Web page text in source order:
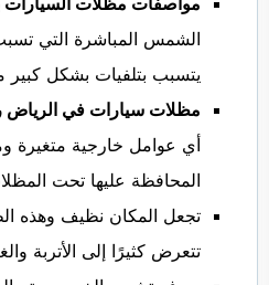
الشمس المباشرة التي
يتسبب بتلفيات بشكل
مظلات سيارات في الرياض
المحافظة عليها تحت
تجعل المكان نظيف وهذه
تتعرض كثيرًا إلى الأتربة